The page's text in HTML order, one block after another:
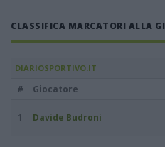
CLASSIFICA MARCATORI ALLA
DIARIOSPORTIVO.IT
# Giocatore
1 Davide Budroni